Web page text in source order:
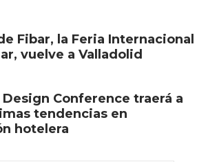
Fibar, la Feria Internacional
vuelve a Valladolid
Conference traerá a
tendencias en
hotelera